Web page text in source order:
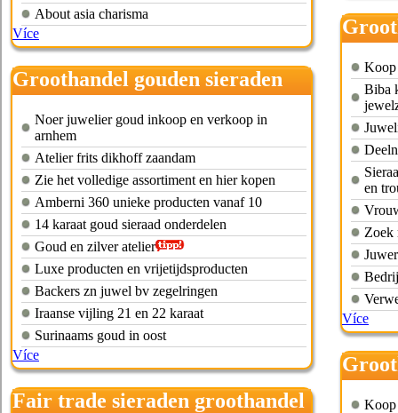
About asia charisma
Více
Groothandel gouden sieraden
Noer juwelier goud inkoop en verkoop in
arnhem
Atelier frits dikhoff zaandam
Zie het volledige assortiment en hier kopen
Amberni 360 unieke producten vanaf 10
14 karaat goud sieraad onderdelen
Goud en zilver atelier
Luxe producten en vrijetijdsproducten
Backers zn juwel bv zegelringen
Iraanse vijling 21 en 22 karaat
Surinaams goud in oost
Více
Fair trade sieraden groothandel
Koop
Biba
en
Zoek
Více
Koop